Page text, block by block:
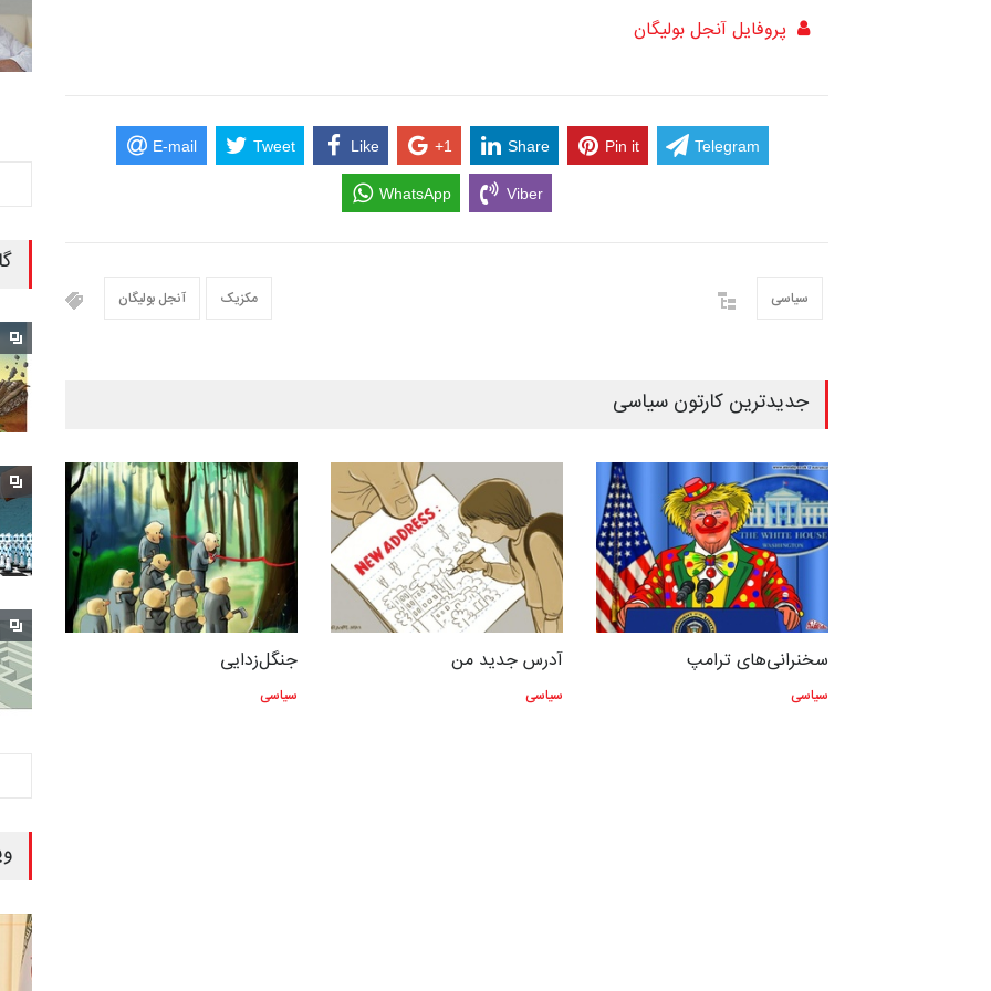
پروفایل آنجل بولیگان
E-mail Tweet Like +1 Share Pin it Telegram
WhatsApp Viber
آنجل بولیگان مکزیک سیاسی
جدیدترین کارتون سیاسی
جنگل‌زدایی
سیاسی
آدرس جدید من
سیاسی
سخنرانی‌های ترامپ
سیاسی